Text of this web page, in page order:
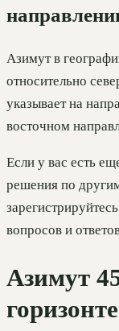
Азимут в
относительно
указывает на
восточном
Если у вас есть
решения по
вопросов и
Азимут
горизонте